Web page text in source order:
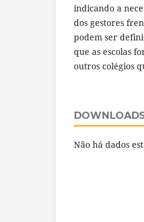
indicando a
dos gestores
podem ser
que as escolas
outros colégios
Não há dados